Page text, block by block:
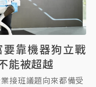
靠機器狗立戰
能被超越
接班議題向來都備受